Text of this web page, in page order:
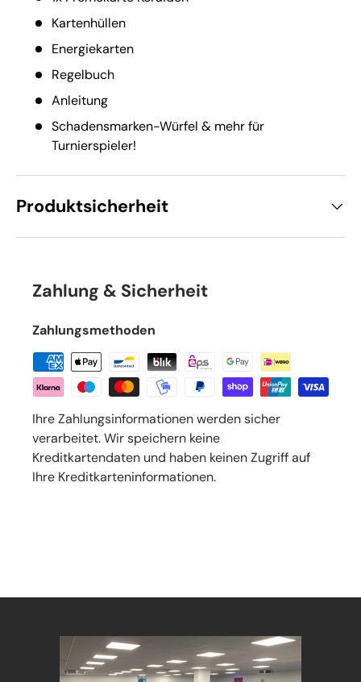
Kartenhüllen
Energiekarten
Regelbuch
Anleitung
Schadensmarken-Würfel & mehr für
Turnierspieler!
Produktsicherheit
Zahlung & Sicherheit
Zahlungsmethoden
Ihre Zahlungsinformationen werden sicher
verarbeitet. Wir speichern keine
Kreditkartendaten und haben keinen Zugriff auf
Ihre Kreditkarteninformationen.